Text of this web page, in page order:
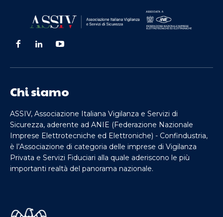
Chi siamo
ASSIV, Associazione Italiana Vigilanza e Servizi di
Sicurezza, aderente ad ANIE (Federazione Nazionale
Imprese Elettrotecniche ed Elettroniche) - Confindustria,
è l’Associazione di categoria delle imprese di Vigilanza
Privata e Servizi Fiduciari alla quale aderiscono le più
importanti realtà del panorama nazionale.